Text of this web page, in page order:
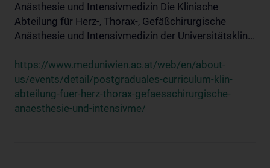
Anästhesie und Intensivmedizin Die Klinische
Abteilung für Herz-, Thorax-, Gefäßchirurgische
Anästhesie und Intensivmedizin der Universitätsklin...
https://www.meduniwien.ac.at/web/en/about-
us/events/detail/postgraduales-curriculum-klin-
abteilung-fuer-herz-thorax-gefaesschirurgische-
anaesthesie-und-intensivme/